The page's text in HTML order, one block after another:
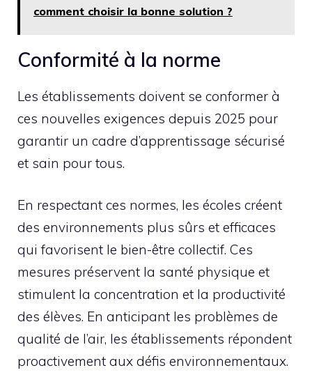
comment choisir la bonne solution ?
Conformité à la norme
Les établissements doivent se conformer à
ces nouvelles exigences depuis 2025 pour
garantir un cadre d’apprentissage sécurisé
et sain pour tous.
En respectant ces normes, les écoles créent
des environnements plus sûrs et efficaces
qui favorisent le bien-être collectif. Ces
mesures préservent la santé physique et
stimulent la concentration et la productivité
des élèves. En anticipant les problèmes de
qualité de l’air, les établissements répondent
proactivement aux défis environnementaux.